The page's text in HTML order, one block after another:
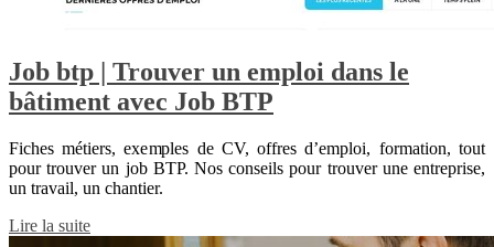
Job btp | Trouver un emploi dans le
bâtiment avec Job BTP
Fiches métiers, exemples de CV, offres d’emploi, formation, tout
pour trouver un job BTP. Nos conseils pour trouver une entreprise,
un travail, un chantier.
Lire la suite